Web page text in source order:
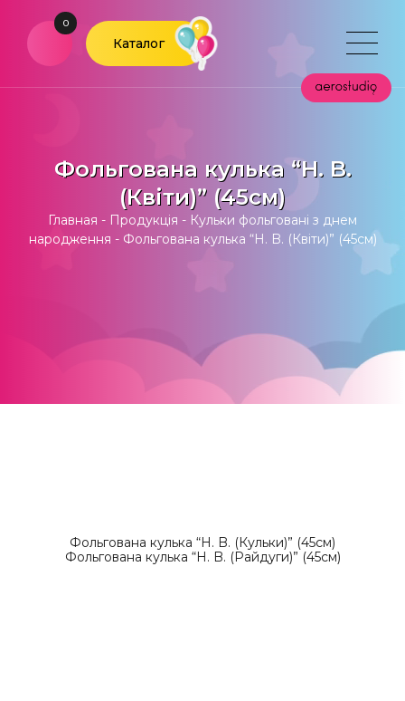
0
Каталог
Фольгована кулька “Н. B.
(Квіти)” (45см)
Главная - Продукція - Кульки фольговані з днем
народження - Фольгована кулька “Н. B. (Квіти)” (45см)
Фольгована кулька “Н. B. (Кульки)” (45см)
Фольгована кулька “Н. B. (Райдуги)” (45см)